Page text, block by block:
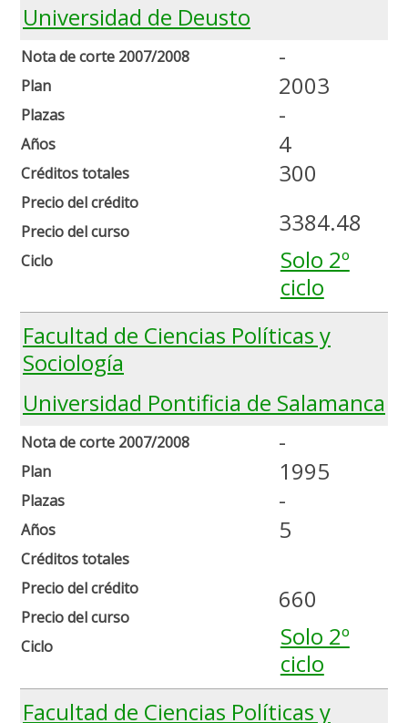
Universidad de Deusto
Nota de corte 2007/2008
Plan
Plazas
Años
Créditos totales
Precio del crédito
Precio del curso
Ciclo
-
2003
-
4
300
3384.48
Solo 2º
ciclo
Facultad de Ciencias Políticas y
Sociología
Universidad Pontificia de Salamanca
Nota de corte 2007/2008
Plan
Plazas
Años
Créditos totales
Precio del crédito
Precio del curso
Ciclo
-
1995
-
5
660
Solo 2º
ciclo
Facultad de Ciencias Políticas y